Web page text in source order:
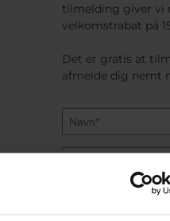
tilmelding giver vi
velkomstrabat på
Det er gratis at
afmelde dig nemt